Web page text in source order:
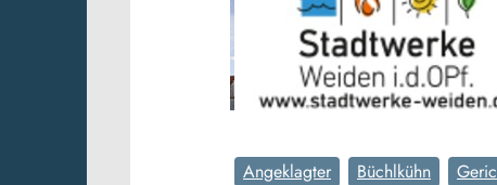
Angeklagter Büchlkühn